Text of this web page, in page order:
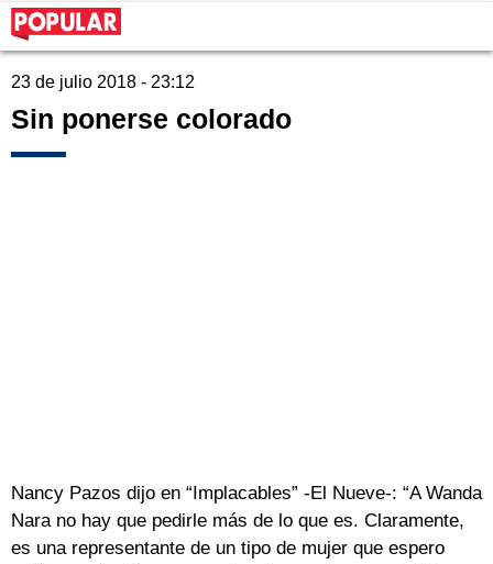
23 de julio 2018 - 23:12
Sin ponerse colorado
Nancy Pazos dijo en “Implacables” -El Nueve-: “A Wanda
Nara no hay que pedirle más de lo que es. Claramente,
es una representante de un tipo de mujer que espero